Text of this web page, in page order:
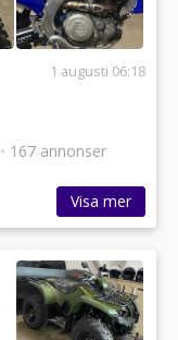
1 augusti 06:18
• 167 annonser
Visa mer